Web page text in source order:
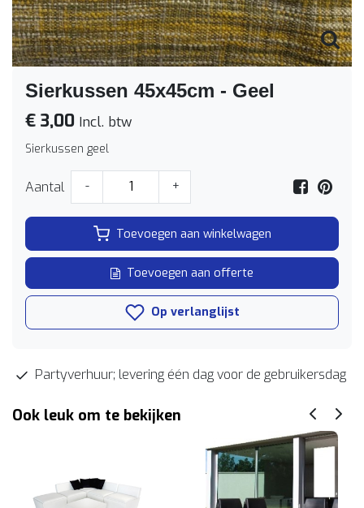
Sierkussen 45x45cm - Geel
€ 3,00 Incl. btw
Sierkussen geel
Aantal - +
Toevoegen aan winkelwagen
Toevoegen aan offerte
Op verlanglijst
Partyverhuur; levering één dag voor de gebruikersdag
Ook leuk om te bekijken